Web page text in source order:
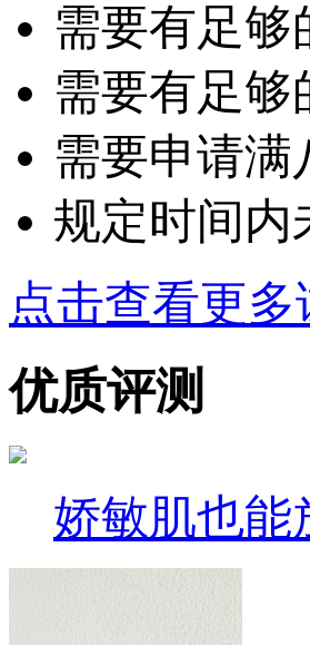
需要有足够
需要有足
需要申请
规定时间内
点击查看更
优质评测
娇敏肌也能